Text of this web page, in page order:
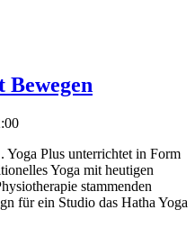
Bewegen
Yoga Plus unterrichtet in Form
Yoga mit heutigen
stammenden
für ein Studio das Hatha Yoga